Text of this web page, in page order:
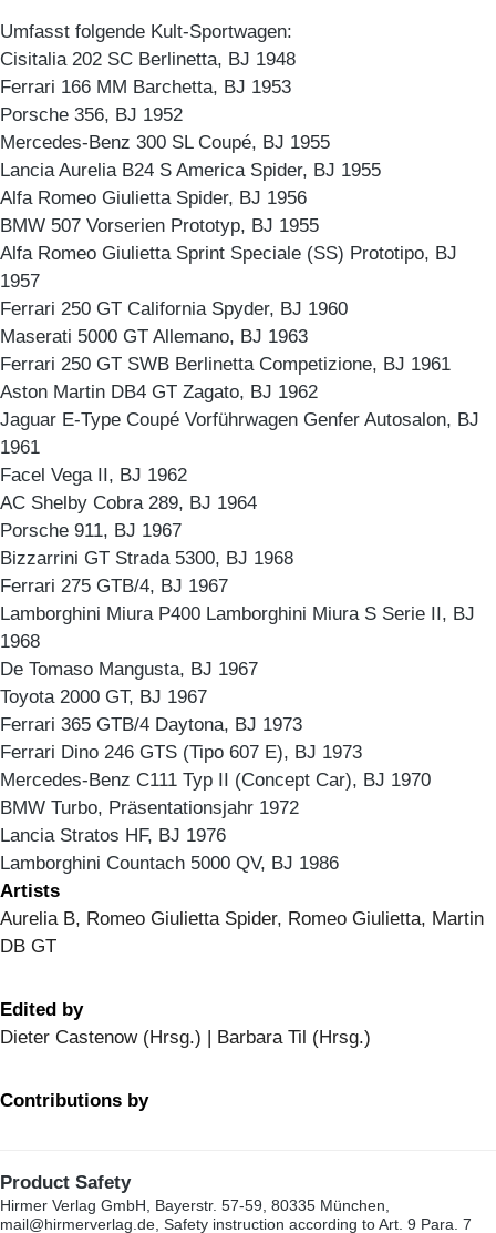
Umfasst folgende Kult-Sportwagen:
Cisitalia 202 SC Berlinetta, BJ 1948
Ferrari 166 MM Barchetta, BJ 1953
Porsche 356, BJ 1952
Mercedes-Benz 300 SL Coupé, BJ 1955
Lancia Aurelia B24 S America Spider, BJ 1955
Alfa Romeo Giulietta Spider, BJ 1956
BMW 507 Vorserien Prototyp, BJ 1955
Alfa Romeo Giulietta Sprint Speciale (SS) Prototipo, BJ
1957
Ferrari 250 GT California Spyder, BJ 1960
Maserati 5000 GT Allemano, BJ 1963
Ferrari 250 GT SWB Berlinetta Competizione, BJ 1961
Aston Martin DB4 GT Zagato, BJ 1962
Jaguar E-Type Coupé Vorführwagen Genfer Autosalon, BJ
1961
Facel Vega II, BJ 1962
AC Shelby Cobra 289, BJ 1964
Porsche 911, BJ 1967
Bizzarrini GT Strada 5300, BJ 1968
Ferrari 275 GTB/4, BJ 1967
Lamborghini Miura P400 Lamborghini Miura S Serie II, BJ
1968
De Tomaso Mangusta, BJ 1967
Toyota 2000 GT, BJ 1967
Ferrari 365 GTB/4 Daytona, BJ 1973
Ferrari Dino 246 GTS (Tipo 607 E), BJ 1973
Mercedes-Benz C111 Typ II (Concept Car), BJ 1970
BMW Turbo, Präsentationsjahr 1972
Lancia Stratos HF, BJ 1976
Lamborghini Countach 5000 QV, BJ 1986
Artists
Aurelia B, Romeo Giulietta Spider, Romeo Giulietta, Martin
DB GT
Edited by
Dieter Castenow (Hrsg.) | Barbara Til (Hrsg.)
Contributions by
Product Safety
Hirmer Verlag GmbH, Bayerstr. 57-59, 80335 München,
mail@hirmerverlag.de, Safety instruction according to Art. 9 Para. 7